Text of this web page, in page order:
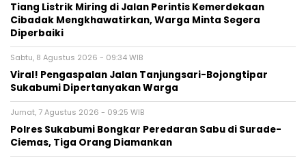
Tiang Listrik Miring di Jalan Perintis Kemerdekaan
Cibadak Mengkhawatirkan, Warga Minta Segera
Diperbaiki
Sabtu, 8 Agustus 2026 - 09:34 WIB
Viral! Pengaspalan Jalan Tanjungsari-Bojongtipar
Sukabumi Dipertanyakan Warga
Jumat, 7 Agustus 2026 - 09:25 WIB
Polres Sukabumi Bongkar Peredaran Sabu di Surade-
Ciemas, Tiga Orang Diamankan